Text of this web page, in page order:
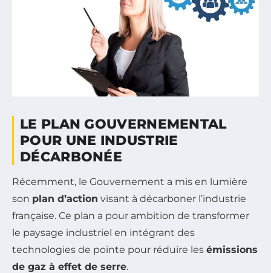
LE PLAN GOUVERNEMENTAL
POUR UNE INDUSTRIE
DÉCARBONÉE
Récemment, le Gouvernement a mis en lumière
son plan d’action visant à décarboner l’industrie
française. Ce plan a pour ambition de transformer
le paysage industriel en intégrant des
technologies de pointe pour réduire les émissions
de gaz à effet de serre.